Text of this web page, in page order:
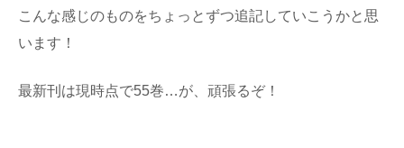
こんな感じのものをちょっとずつ追記していこうかと思
います！
最新刊は現時点で55巻…が、頑張るぞ！